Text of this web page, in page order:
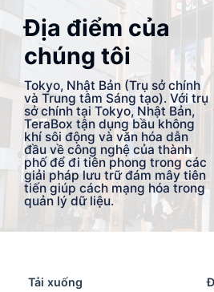
Địa điểm của
chúng tôi
Tokyo, Nhật Bản (Trụ sở chính
và Trung tâm Sáng tạo). Với trụ
sở chính tại Tokyo, Nhật Bản,
TeraBox tận dụng bầu không
khí sôi động và văn hóa dẫn
đầu về công nghệ của thành
phố để đi tiên phong trong các
giải pháp lưu trữ đám mây tiên
tiến giúp cách mạng hóa trong
quản lý dữ liệu.
Tải xuống